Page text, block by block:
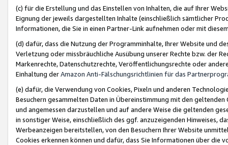
(c) für die Erstellung und das Einstellen von Inhalten, die auf Ihrer
Eignung der jeweils dargestellten Inhalte (einschließlich sämtlicher
Informationen, die Sie in einen Partner-Link aufnehmen oder mit
(d) dafür, dass die Nutzung der Programminhalte, Ihrer Website und
Verletzung oder missbräuchliche Ausübung unserer Rechte bzw. der
Markenrechte, Datenschutzrechte, Veröffentlichungsrechte oder
Einhaltung derAmazon Anti-Fälschungsrichtlinien für das
(e) dafür, die Verwendung von Cookies, Pixeln und anderen
Besuchern gesammelten Daten in Übereinstimmung mit den
und angemessen darzustellen und auf andere Weise die geltenden
in sonstiger Weise, einschließlich des ggf. anzuzeigenden Hinweises,
Werbeanzeigen bereitstellen, von den Besuchern Ihrer Website
Cookies erkennen können und dafür, dass Sie Informationen über die